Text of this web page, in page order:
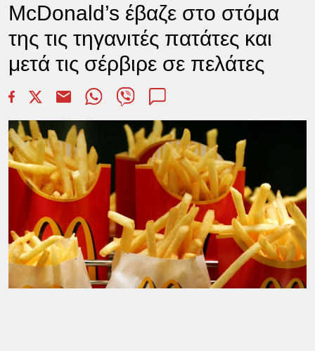
McDonald’s έβαζε στο στόμα
της τις τηγανιτές πατάτες και
μετά τις σέρβιρε σε πελάτες